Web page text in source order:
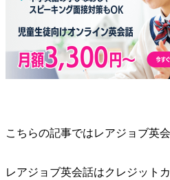
こちらの記事ではレアジョブ英
レアジョブ英会話はクレジット